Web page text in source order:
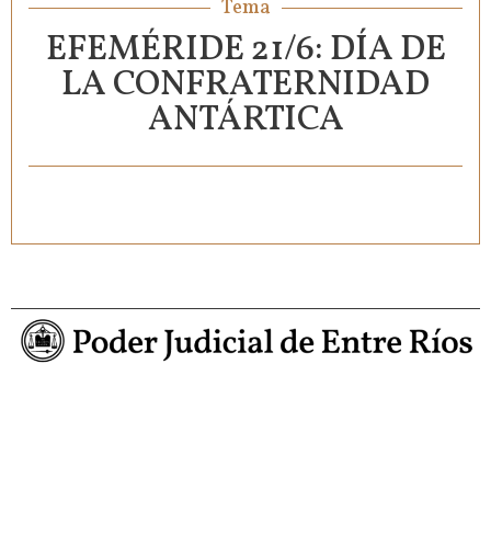
Tema
EFEMÉRIDE 21/6: DÍA DE
LA CONFRATERNIDAD
ANTÁRTICA